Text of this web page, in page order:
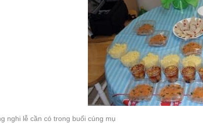
nghi lễ cần có trong buổi cúng mụ